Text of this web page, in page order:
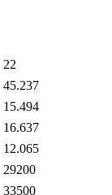
22
45.237
15.494
16.637
12.065
29200
33500